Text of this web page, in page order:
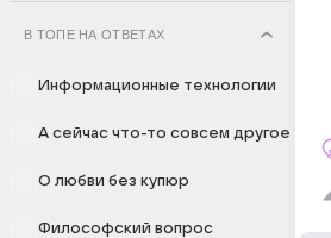
В ТОПЕ НА ОТВЕТАХ
Информационные технологии
А сейчас что-то совсем другое
О любви без купюр
Философский вопрос